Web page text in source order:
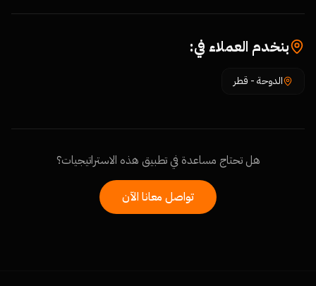
بنخدم العملاء في:
الدوحة- قطر
هل تحتاج مساعدة في تطبيق هذه الاستراتيجيات؟
تواصل معانا الآن